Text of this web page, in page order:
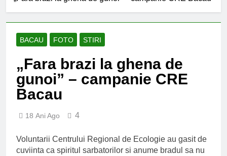
an școlar: fără fondul clasei,
fără fondul școlii
și organizațiile din Bacău
2 Ani Ago
Harta și programul
terenurilor de sport publice
din municipiul Bacău
2 Ani Ago
BACAU FOTO STIRI
„Fara brazi la ghena de
gunoi” – campanie CRE
Bacau
18 Ani Ago 4
Voluntarii Centrului Regional de Ecologie au gasit de
cuviinta ca spiritul sarbatorilor si anume bradul sa nu